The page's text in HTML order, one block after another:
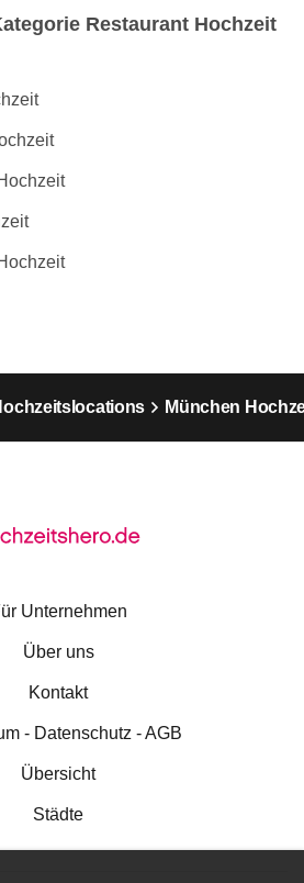
Restaurant Hochzeit
München
Unternehmen
Über uns
Kontakt
- Datenschutz - AGB
Übersicht
Städte